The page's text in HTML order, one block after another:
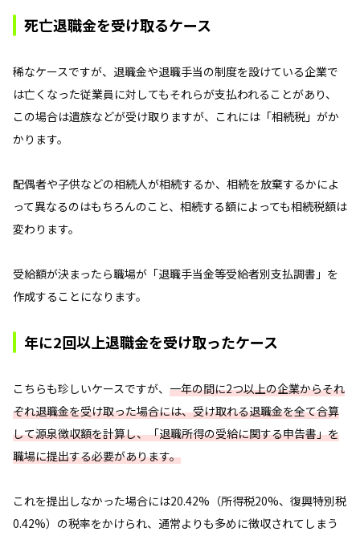
死亡退職金を受け取るケース
稀なケースですが、退職金や退職手当の制度を設けている企業で
は亡くなった従業員に対してもそれらが支払われることがあり、
この場合は遺族などが受け取りますが、これには「相続税」がか
かります。
配偶者や子供などの相続人が相続するか、相続を放棄するかによ
って異なるのはもちろんのこと、相続する額によっても相続税額は
変わります。
受給額が決まったら職場が「退職手当金等受給者別支払調書」を
作成することになります。
年に2回以上退職金を受け取ったケース
こちらも珍しいケースですが、 一年の間に2つ以上の企業からそれ
ぞれ退職金を受け取った場合には、受け取れる退職金を全て合算
して源泉徴収額を計算し、「退職所得の受給に関する申告書」を
職場に提出する必要があります。
これを提出しなかった場合には20.42%（所得税20%、復興特別税
0.42%）の税率をかけられ、通常よりも多めに徴収されてしまう